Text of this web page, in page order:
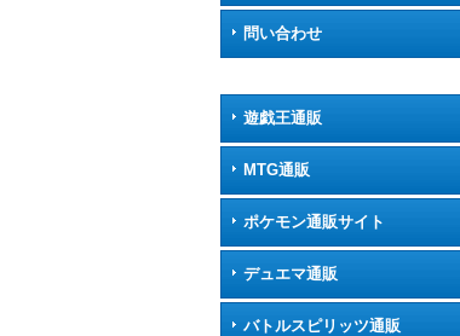
問い合わせ
遊戯王通販
MTG通販
ポケモン通販サイト
デュエマ通販
バトルスピリッツ通販